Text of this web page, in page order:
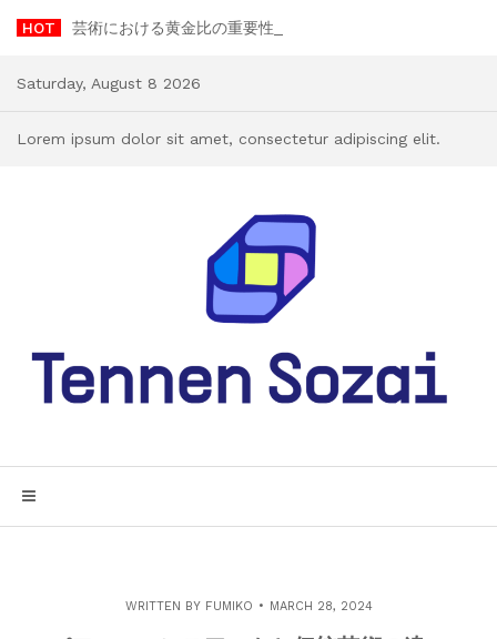
HOT
Saturday, August 8 2026
Lorem ipsum dolor sit amet, consectetur adipiscing elit.
WRITTEN BY FUMIKO MARCH 28, 2024